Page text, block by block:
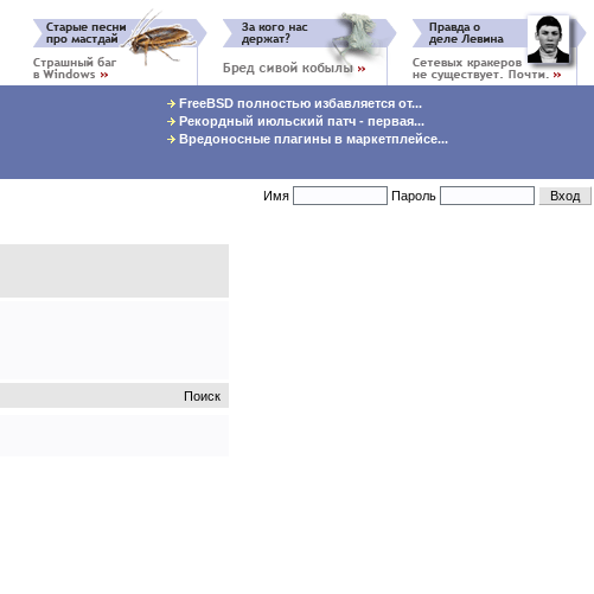
FreeBSD полностью избавляется от...
Рекордный июльский патч - первая...
Вредоносные плагины в маркетплейсе...
Имя Пароль
Поиск